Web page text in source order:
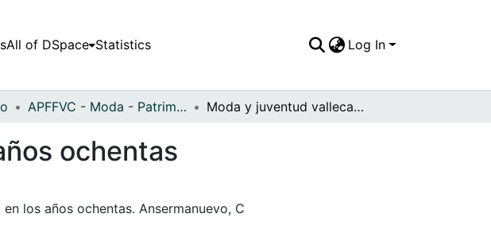
All of DSpace Statistics Log In
APFFVC - Moda - Patrimonial Moda y juventud vallecaucana en los años ochentas
ochentas
los años ochentas. Ansermanuevo, C